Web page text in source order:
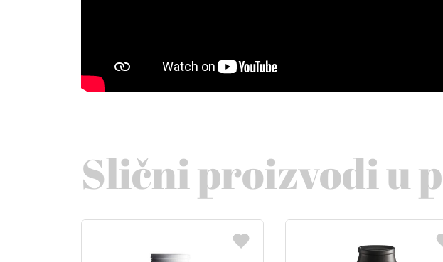
Slični proizvodi u